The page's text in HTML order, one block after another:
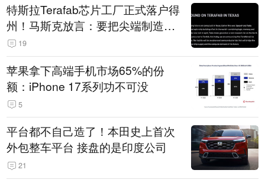
特斯拉Terafab芯片工厂正式落户得
州！马斯克放言：要把尖端制造带
回美国
19
苹果拿下高端手机市场65%的份
额：iPhone 17系列功不可没
5
平台都不自己造了！本田史上首次
外包整车平台 接盘的是印度公司
21